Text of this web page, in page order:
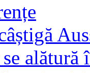
alătură